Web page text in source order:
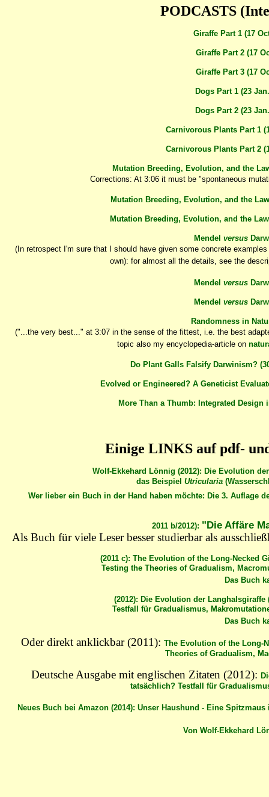
PODCASTS
Giraffe Part 1 (17
Giraffe Part 2 (17
Giraffe Part 3 (17
Dogs Part 1 (23
Dogs Part 2 (23
Carnivorous Plants Part 1
Carnivorous Plants Part 2
Mutation Breeding, Evolution, and the
Corrections: At 3:06 it must be "spontaneous
Mutation Breeding, Evolution, and the
Mutation Breeding, Evolution, and the
Mendel versus
(In retrospect I'm sure that I should have given some concrete
own): for almost all the details, see the
Mendel versus
Mendel versus
Randomness in
("...the very best..." at 3:07 in the sense of the fittest, i.e. the best
topic also my encyclopedia-article on
Do Plant Galls Falsify Darwinism?
Evolved or Engineered? A Geneticist
More Than a Thumb: Integrated Design
Einige LINKS auf pdf-
Wolf-Ekkehard Lönnig (2012): Die Evolution
das Beispiel Utricularia
Wer lieber ein Buch in der Hand haben möchte: Die 3. Auflage
2011 b/2012): "Die Affäre
Als Buch für viele Leser besser studierbar als
(2011 c): The Evolution of the Long-Necked
Testing the Theories of Gradualism,
Das Buch
(2012): Die Evolution der Langhalsgiraffe
Testfall für Gradualismus,
Das Buch
Oder direkt anklickbar (2011): The Evolution of the Long-
Theories of Gradualism,
Deutsche Ausgabe mit englischen Zitaten (2012):
tatsächlich? Testfall für
Neues Buch bei Amazon (2014): Unser Haushund - Eine
Von Wolf-Ekkehard